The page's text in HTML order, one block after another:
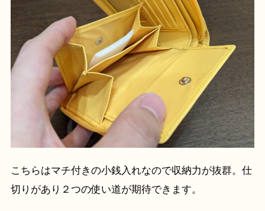
こちらはマチ付きの小銭入れなので収納力が抜群。仕
切りがあり２つの使い道が期待できます。